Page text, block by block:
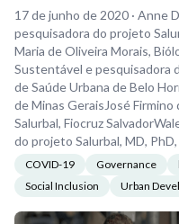
17 de junho de 2020 · Anne
pesquisadora do projeto
Maria de Oliveira Morais,
Sustentável e pesquisadora
de Saúde Urbana de Belo
de Minas GeraisJosé
Salurbal, Fiocruz
do projeto Salurbal, MD,
COVID-19 Governance
Social Inclusion
Urban